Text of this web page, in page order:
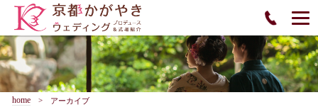
home アーカイブ